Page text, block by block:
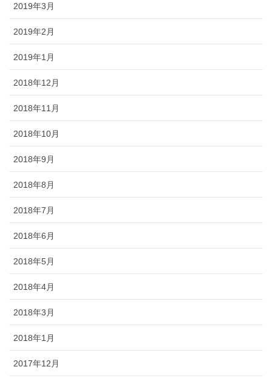
2019年3月
2019年2月
2019年1月
2018年12月
2018年11月
2018年10月
2018年9月
2018年8月
2018年7月
2018年6月
2018年5月
2018年4月
2018年3月
2018年1月
2017年12月